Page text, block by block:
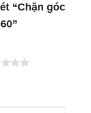
“Chặn góc